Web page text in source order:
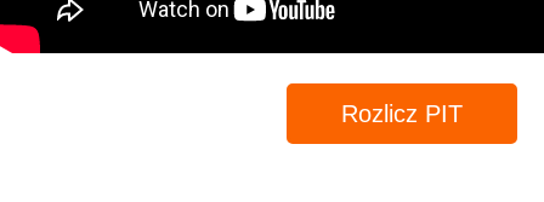
Rozlicz PIT